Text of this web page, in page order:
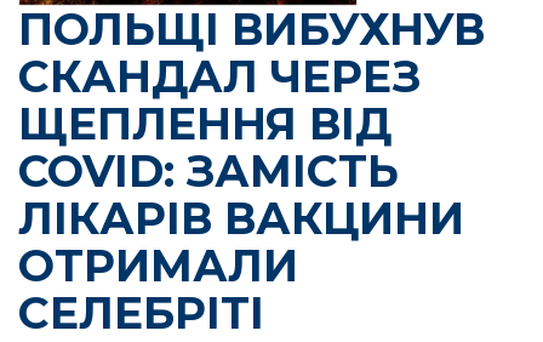
ПОЛЬЩІ ВИБУХНУВ
СКАНДАЛ ЧЕРЕЗ
ЩЕПЛЕННЯ ВІД
COVID: ЗАМІСТЬ
ЛІКАРІВ ВАКЦИНИ
ОТРИМАЛИ
СЕЛЕБРІТІ